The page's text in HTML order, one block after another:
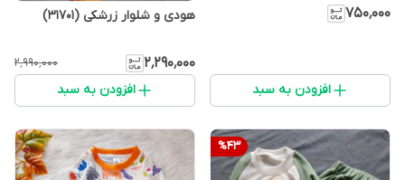
۷۵۰٬۰۰۰
افزودن به سبد
هودی و شلوار زرشکی (31701)
۲٬۲۹۰٬۰۰۰ ۲٬۹۹۰٬۰۰۰
افزودن به سبد
%43